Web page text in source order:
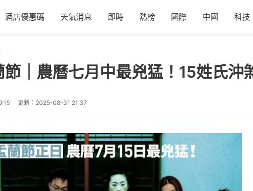
酒店優惠碼 天氣消息 即時 熱榜 國際 中國 科技
節｜農曆七月中最兇猛！15姓氏沖
更新： 2025-08-31 21:37